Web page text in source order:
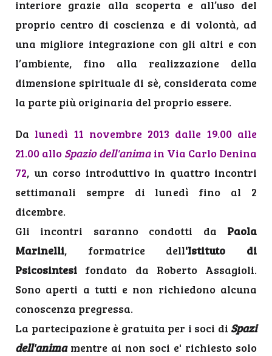
interiore grazie alla scoperta e all’uso del
proprio centro di coscienza e di volontà, ad
una migliore integrazione con gli altri e con
l’ambiente, fino alla realizzazione della
dimensione spirituale di sè, considerata come
la parte più originaria del proprio essere.
Da lunedì 11 novembre 2013 dalle 19.00 alle
21.00 allo Spazio dell'animain Via Carlo Denina
72, un corso introduttivo in quattro incontri
settimanali sempre di lunedì fino al 2
dicembre.
Gli incontri saranno condotti da Paola
Marinelli, formatrice dell'Istituto di
Psicosintesi fondato da Roberto Assagioli.
Sono aperti a tutti e non richiedono alcuna
conoscenza pregressa.
La partecipazione è gratuita per i soci di Spazi
dell'animamentre ai non soci e' richiesto solo